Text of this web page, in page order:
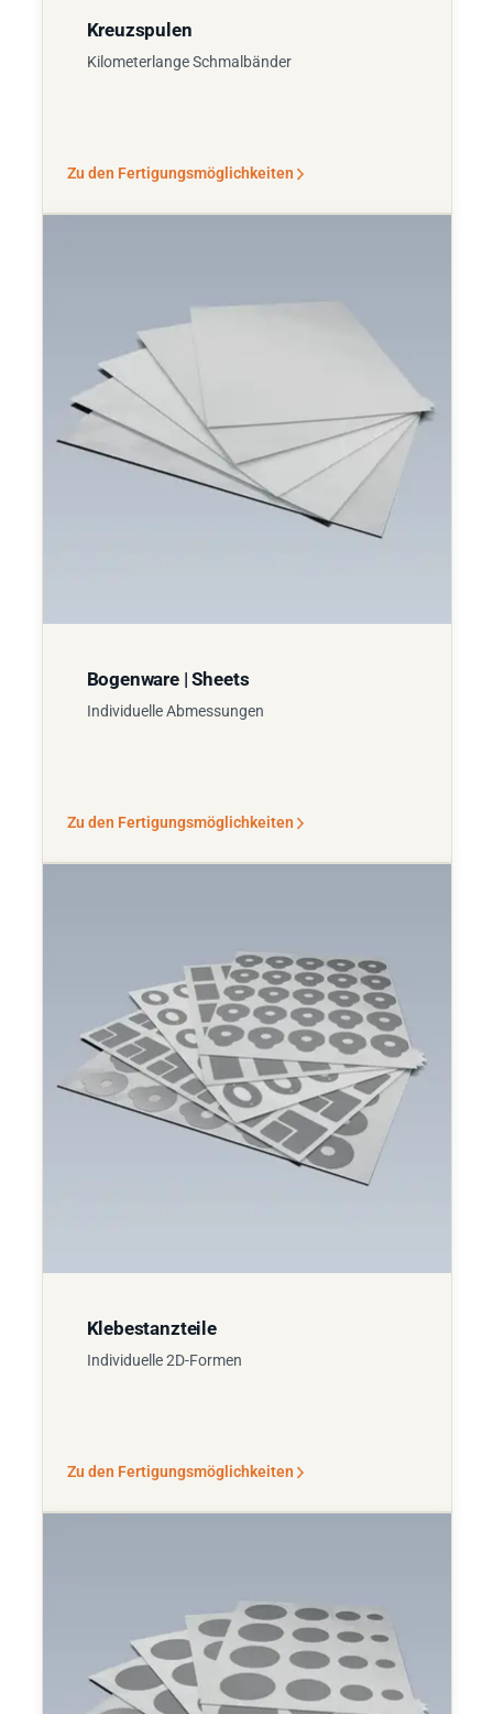
Kreuzspulen
Kilometerlange Schmalbänder
Zu den Fertigungsmöglichkeiten
Bogenware | Sheets
Individuelle Abmessungen
Zu den Fertigungsmöglichkeiten
Klebestanzteile
Individuelle 2D-Formen
Zu den Fertigungsmöglichkeiten